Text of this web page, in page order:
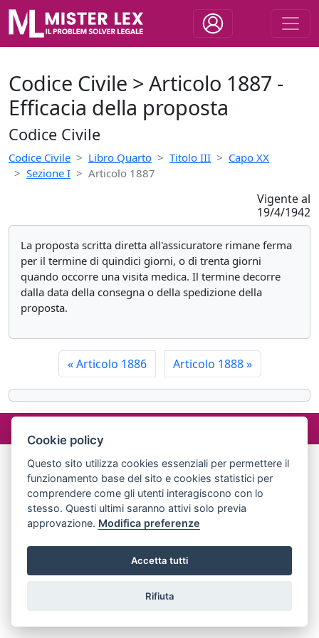
Codice Civile > Articolo 1887 -
Efficacia della proposta
Codice Civile
Codice Civile Libro Quarto Titolo III
Capo XX
Sezione I
Articolo 1887
Vigente al
19/4/1942
La proposta scritta diretta all'assicuratore rimane ferma
per il termine di quindici giorni, o di trenta giorni
quando occorre una visita medica. Il termine decorre
dalla data della consegna o della spedizione della
proposta.
«Articolo 1886 Articolo 1888»
©2024 misterlex.it -redazione@misterlex.it-Privacy- P.I.
Cookie policy
Questo sito utilizza cookies essenziali per permettere il
funzionamento base del sito e cookies statistici per
comprendere come gli utenti interagiscono con lo
stesso. Questi ultimi saranno attivi solo previa
approvazione. Modifica preferenze
Accetta tutti
Rifiuta